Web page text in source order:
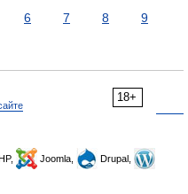
6 7 8
9
18+
Joomla,
Drupal,